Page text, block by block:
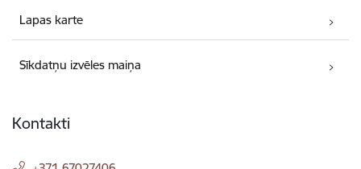
Lapas karte
Sīkdatņu izvēles maiņa
Kontakti